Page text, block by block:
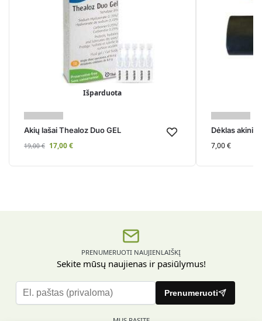
Išparduota
Akių lašai Thealoz Duo GEL
19,00€ 17,00€
Dėklas
7,00€
PRENUMERUOTI NAUJIENLAIŠKĮ
Sekite mūsų naujienas ir pasiūlymus!
l
Prenumeruoti